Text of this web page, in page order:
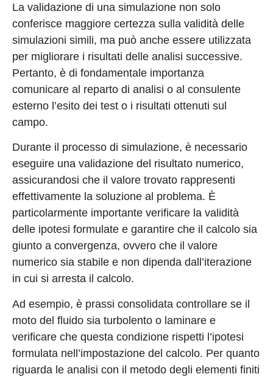
La validazione di una simulazione non solo
conferisce maggiore certezza sulla validità delle
simulazioni simili, ma può anche essere utilizzata
per migliorare i risultati delle analisi successive.
Pertanto, è di fondamentale importanza
comunicare al reparto di analisi o al consulente
esterno l’esito dei test o i risultati ottenuti sul
campo.
Durante il processo di simulazione, è necessario
eseguire una validazione del risultato numerico,
assicurandosi che il valore trovato rappresenti
effettivamente la soluzione al problema. È
particolarmente importante verificare la validità
delle ipotesi formulate e garantire che il calcolo sia
giunto a convergenza, ovvero che il valore
numerico sia stabile e non dipenda dall’iterazione
in cui si arresta il calcolo.
Ad esempio, è prassi consolidata controllare se il
moto del fluido sia turbolento o laminare e
verificare che questa condizione rispetti l’ipotesi
formulata nell’impostazione del calcolo. Per quanto
riguarda le analisi con il metodo degli elementi finiti